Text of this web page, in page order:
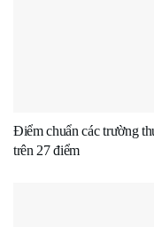
Điểm chuẩn các trường
trên 27 điểm